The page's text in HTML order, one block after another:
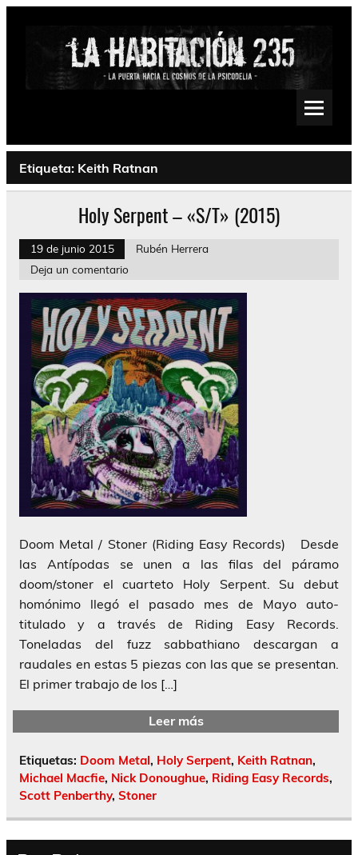
Saltar
Psychedelic, Stoner, Doom, Sludge, Fuzz, Space, Drone
Etiqueta: Keith Ratnan
Holy Serpent – «S/T» (2015)
19 de junio 2015
Rubén Herrera
Deja un comentario
Doom Metal / Stoner (Riding Easy Records) Desde
las Antípodas se unen a las filas del páramo
doom/stoner el cuarteto Holy Serpent. Su debut
homónimo llegó el pasado mes de Mayo auto-
titulado y a través de Riding Easy Records.
Toneladas del fuzz sabbathiano descargan a
raudales en estas 5 piezas con las que se presentan.
El primer trabajo de los […]
Leer más
Etiquetas: Doom Metal, Holy Serpent, Keith Ratnan,
Michael Macfie, Nick Donoughue, Riding Easy Records,
Scott Penberthy, Stoner